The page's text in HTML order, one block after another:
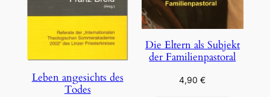
Leben angesichts des
Todes
Die Eltern als Subjekt
der Familienpastoral
4,90€